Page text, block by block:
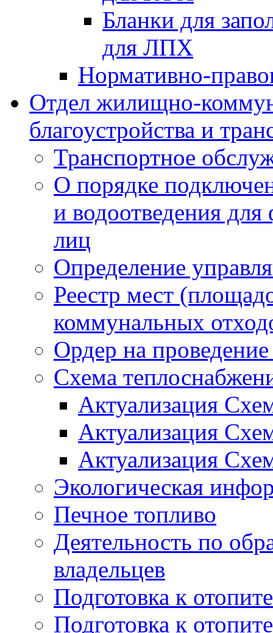
Бланки для
для ЛПХ
Нормативно-
Отдел жилищно-
благоустройства и
Транспортное
О порядке
и водоотведения
лиц
Определение
Реестр мест
коммунальных
Ордер на
Схема
Актуализация
Актуализация
Актуализация
Экологическая
Печное топливо
Деятельность по
владельцев
Подготовка к
Подготовка к